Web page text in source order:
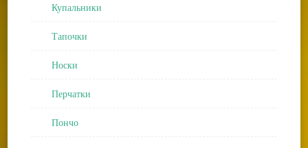
Купальники
Тапочки
Носки
Перчатки
Пончо